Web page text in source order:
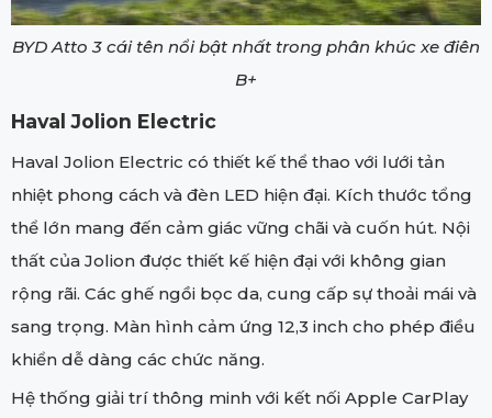
BYD Atto 3 cái tên nổi bật nhất trong phân khúc xe điên
B+
Haval Jolion Electric
Haval Jolion Electric có thiết kế thể thao với lưới tản
nhiệt phong cách và đèn LED hiện đại. Kích thước tổng
thể lớn mang đến cảm giác vững chãi và cuốn hút. Nội
thất của Jolion được thiết kế hiện đại với không gian
rộng rãi. Các ghế ngồi bọc da, cung cấp sự thoải mái và
sang trọng. Màn hình cảm ứng 12,3 inch cho phép điều
khiển dễ dàng các chức năng.
Hệ thống giải trí thông minh với kết nối Apple CarPlay